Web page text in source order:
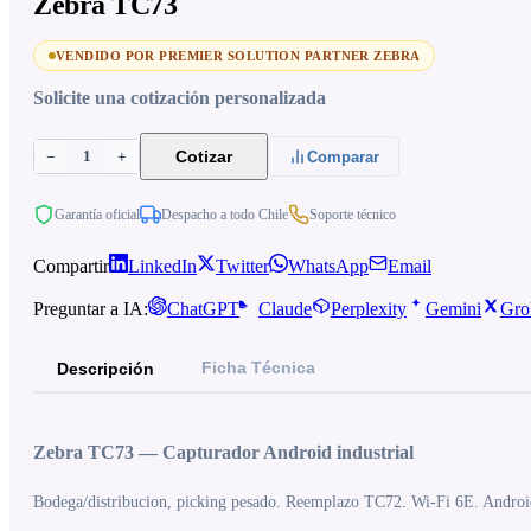
VENDIDO POR PREMIER SOLUTION PARTNER ZEBRA
Solicite una cotización personalizada
− 1 + Cotizar Comparar
Garantía oficial Despacho a todo Chile Soporte técnico
Compartir LinkedIn Twitter WhatsApp Email
Preguntar a IA: ChatGPT Claude Perplexity Gemini
Descripción Ficha Técnica
Zebra TC73 — Capturador Android industrial
Bodega/distribucion, picking pesado. Reemplazo TC72. Wi-Fi 6E.